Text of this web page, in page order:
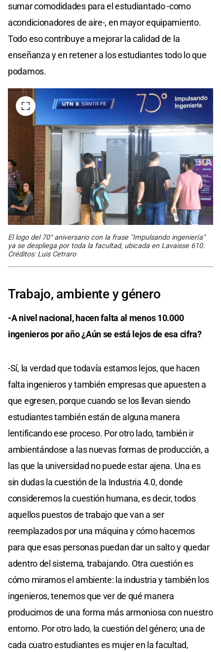
sumar comodidades para el estudiantado -como
acondicionadores de aire-, en mayor equipamiento.
Todo eso contribuye a mejorar la calidad de la
enseñanza y en retener a los estudiantes todo lo que
podamos.
El logo del 70° aniversario con la frase "Impulsando ingeniería"
ya se despliega por toda la facultad, ubicada en Lavaisse 610.
Créditos: Luis Cetraro
Trabajo, ambiente y género
-A nivel nacional, hacen falta al menos 10.000
ingenieros por año ¿Aún se está lejos de esa cifra?
-Sí, la verdad que todavía estamos lejos, que hacen
falta ingenieros y también empresas que apuesten a
que egresen, porque cuando se los llevan siendo
estudiantes también están de alguna manera
lentificando ese proceso. Por otro lado, también ir
ambientándose a las nuevas formas de producción, a
las que la universidad no puede estar ajena. Una es
sin dudas la cuestión de la Industria 4.0, donde
consideremos la cuestión humana, es decir, todos
aquellos puestos de trabajo que van a ser
reemplazados por una máquina y cómo hacemos
para que esas personas puedan dar un salto y quedar
adentro del sistema, trabajando. Otra cuestión es
cómo miramos el ambiente: la industria y también los
ingenieros, tenemos que ver de qué manera
producimos de una forma más armoniosa con nuestro
entorno. Por otro lado, la cuestión del género; una de
cada cuatro estudiantes es mujer en la facultad,